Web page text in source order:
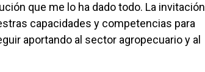
que me lo ha dado todo. La invitación
capacidades y competencias para
aportando al sector agropecuario y al